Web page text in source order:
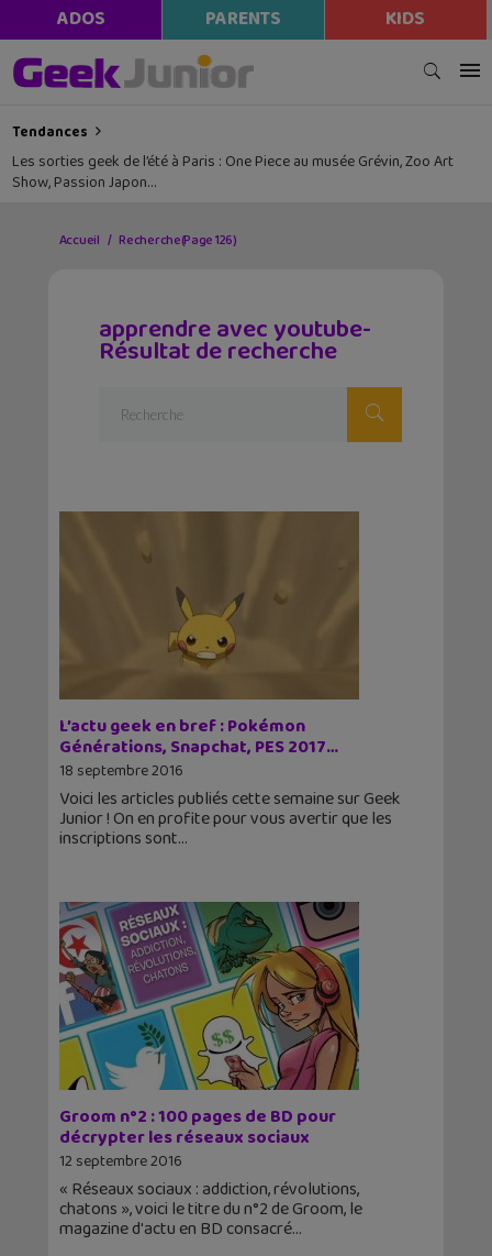
ADOS PARENTS KIDS
Tendances
Les sorties geek de l’été à Paris : One Piece au musée Grévin, Zoo Art
Show, Passion Japon…
Accueil Recherche(Page 126)
apprendre avec youtube-
Résultat de recherche
L’actu geek en bref : Pokémon
Générations, Snapchat, PES 2017…
18 septembre 2016
Voici les articles publiés cette semaine sur Geek
Junior ! On en profite pour vous avertir que les
inscriptions sont
Groom n°2 : 100 pages de BD pour
décrypter les réseaux sociaux
12 septembre 2016
« Réseaux sociaux : addiction, révolutions,
chatons », voici le titre du n°2 de Groom, le
magazine d'actu en BD consacré